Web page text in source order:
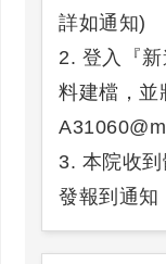
詳如通知)
2. 登入『
料建檔，並
3. 本院收
發報到通知